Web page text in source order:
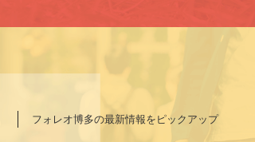
フォレオ博多の最新情報をピックアップ